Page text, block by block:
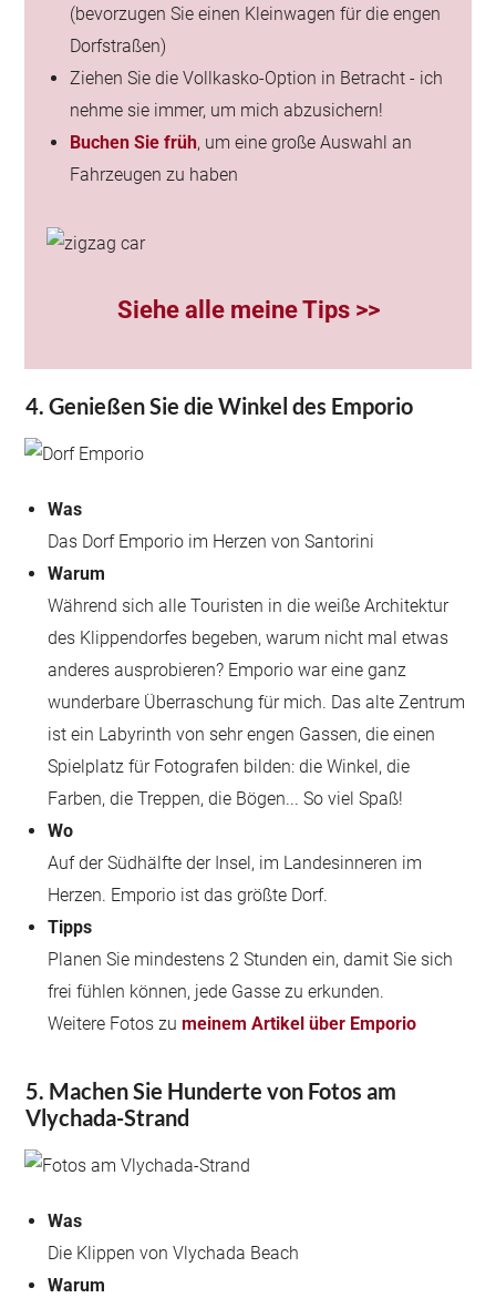
(bevorzugen Sie einen Kleinwagen für die engen
Dorfstraßen)
Ziehen Sie die Vollkasko-Option in Betracht - ich
nehme sie immer, um mich abzusichern!
Buchen Sie früh, um eine große Auswahl an
Fahrzeugen zu haben
Siehe alle meine Tips >>
4. Genießen Sie die Winkel des Emporio
Was
Das Dorf Emporio im Herzen von Santorini
Warum
Während sich alle Touristen in die weiße Architektur
des Klippendorfes begeben, warum nicht mal etwas
anderes ausprobieren? Emporio war eine ganz
wunderbare Überraschung für mich. Das alte Zentrum
ist ein Labyrinth von sehr engen Gassen, die einen
Spielplatz für Fotografen bilden: die Winkel, die
Farben, die Treppen, die Bögen... So viel Spaß!
Wo
Auf der Südhälfte der Insel, im Landesinneren im
Herzen. Emporio ist das größte Dorf.
Tipps
Planen Sie mindestens 2 Stunden ein, damit Sie sich
frei fühlen können, jede Gasse zu erkunden.
Weitere Fotos zumeinem Artikel über Emporio
5. Machen Sie Hunderte von Fotos am
Vlychada-Strand
Was
Die Klippen von Vlychada Beach
Warum